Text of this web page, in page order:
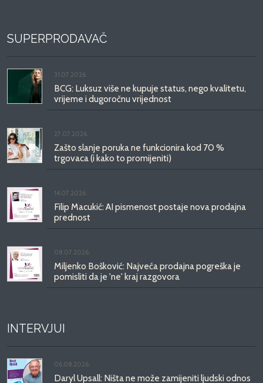
SUPERPRODAVAČ
31.07.2026.
BCG: Luksuz više ne kupuje status, nego kvalitetu,
vrijeme i dugoročnu vrijednost
27.07.2026.
Zašto slanje poruka ne funkcionira kod 70 %
trgovaca (i kako to promijeniti)
14.07.2026.
Filip Macukić: AI pismenost postaje nova prodajna
prednost
08.07.2026.
Miljenko Bošković: Najveća prodajna pogreška je
pomisliti da je 'ne' kraj razgovora
INTERVJUI
06.08.2026.
Daryl Upsall: Ništa ne može zamijeniti ljudski odnos